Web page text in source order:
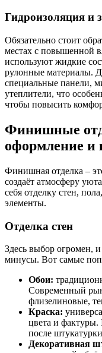
Гидроизоляция и
Обязательно стоит
местах с повышенной
используют жидкие
рулонные материалы.
специальные панели,
утеплители, что
чтобы повысить
Финишные
оформление и
Финишная отделка –
создаёт атмосферу
себя отделку стен,
элементы.
Отделка стен
Здесь выбор огромен,
минусы. Вот самые
Обои:
Современный
флизелиновые,
Краска:
цвета и фактуры.
после
Декоративная